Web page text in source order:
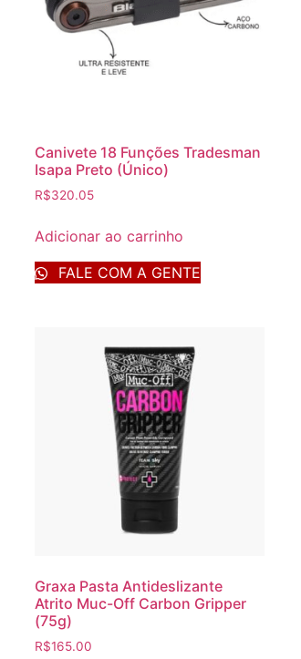
Canivete 18 Funções Tradesman
Isapa Preto (Único)
R$320.05
Adicionar ao carrinho
FALE COM A GENTE
Graxa Pasta Antideslizante
Atrito Muc-Off Carbon Gripper
(75g)
R$165.00